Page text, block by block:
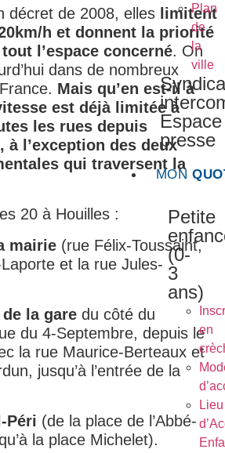
Plan
de
la
ville
Espace
presse
MON
Petite
(0-
3
ans)
en
Lieu
décret de 2008, elles limitent
h et donnent la priorité
l’espace concerné. On
dans de nombreux
Mais qu’en est-il à
est déjà limitée à
les rues depuis
à l’exception des deux
qui traversent la
20 à Houilles :
mairie (rue Félix-Toussaint,
Laporte et la rue Jules-
la gare du côté du
du 4-Septembre, depuis le
la rue Maurice-Berteaux et
jusqu’à l’entrée de la
Péri (de la place de l’Abbé-
la place Michelet).